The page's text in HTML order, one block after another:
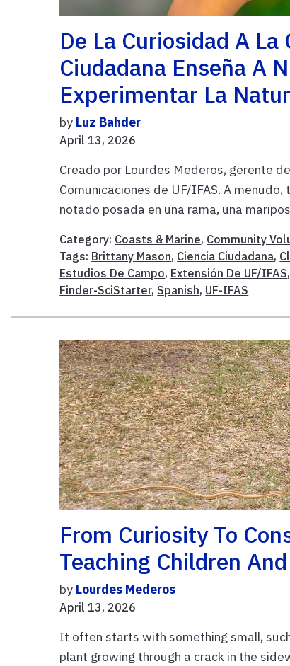
De La Curiosidad A
Ciudadana Enseña A
Experimentar La
by Luz Bahder
April 13, 2026
Creado por Lourdes Mederos, gerente
Comunicaciones de UF/IFAS. A
notado posada en una rama, una
Category: Coasts & Marine, Community
Tags: Brittany Mason, Ciencia Ciudadana,
Estudios De Campo, Extensión De UF/IFAS,
Finder-SciStarter, Spanish, UF-IFAS
From Curiosity To
Teaching Children
by Lourdes Mederos
April 13, 2026
It often starts with something small,
plant growing through a crack in the